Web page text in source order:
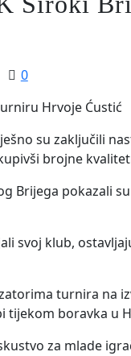
0
su zaključili
brojne
Brijega pokazali
svoj klub,
turnira na
tijekom boravka u
za mlade